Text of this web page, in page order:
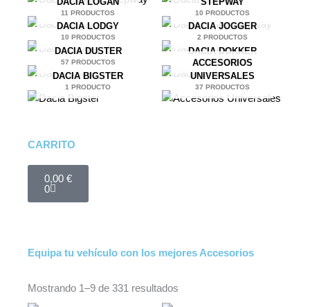
11 PRODUCTOS 10 PRODUCTOS
DACIA LODGY
10 PRODUCTOS
DACIA JOGGER
2 PRODUCTOS
DACIA DUSTER
57 PRODUCTOS
DACIA DOKKER
9 PRODUCTOS
DACIA BIGSTER
1 PRODUCTO
ACCESORIOS
UNIVERSALES
37 PRODUCTOS
CARRITO
0,00 €
0
Equipa tu vehículo con los mejores Accesorios
Mostrando 1–9 de 331 resultados